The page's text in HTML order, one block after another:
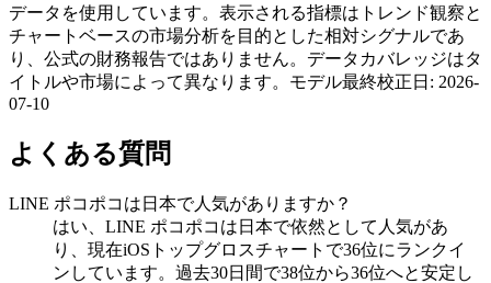
データを使用しています。表示される指標はトレンド観察と
チャートベースの市場分析を目的とした相対シグナルであ
り、公式の財務報告ではありません。データカバレッジはタ
イトルや市場によって異なります。 モデル最終校正日 : 2026-
07-10
よくある質問
LINE ポコポコは日本で人気がありますか？
はい、LINE ポコポコは日本で依然として人気があ
り、現在iOSトップグロスチャートで36位にランクイ
ンしています。過去30日間で38位から36位へと安定し